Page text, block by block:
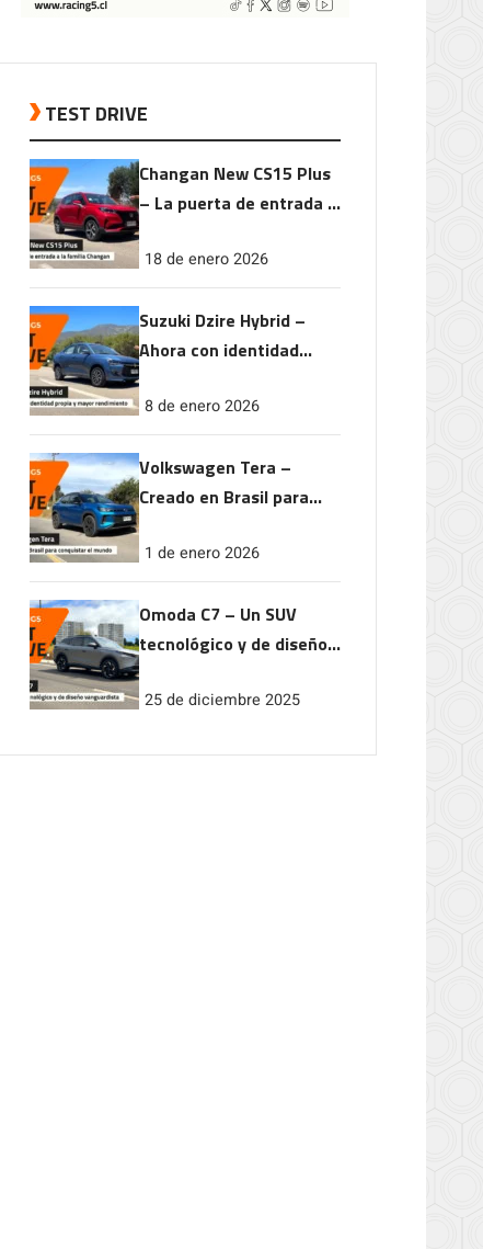
TEST DRIVE
Changan New CS15 Plus
– La puerta de entrada a
18 de enero 2026
Suzuki Dzire Hybrid –
Ahora con identidad
rendimiento
8 de enero 2026
Volkswagen Tera –
Creado en Brasil para
1 de enero 2026
Omoda C7 – Un SUV
tecnológico y de diseño
25 de diciembre 2025